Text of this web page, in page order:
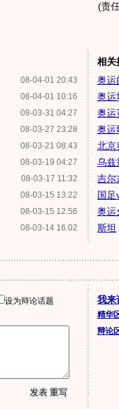
(责
08-04-01 20:43
08-04-01 10:16
08-03-31 04:27
08-03-27 23:28
08-03-21 08:43
08-03-19 04:27
08-03-17 11:32
08-03-15 13:22
08-03-15 12:56
08-03-14 16:02
相关
奥运
奥运
奥运
奥运
北京
乌兹
吉尔
国足
奥运
斯坦
设为辩论话题
我来
精华
辩论